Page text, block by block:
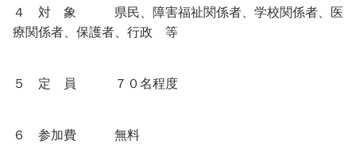
４ 対 象 県民、障害福祉関係者、学校関係者、医
療関係者、保護者、行政 等
５ 定 員 ７０名程度
６ 参加費 無料